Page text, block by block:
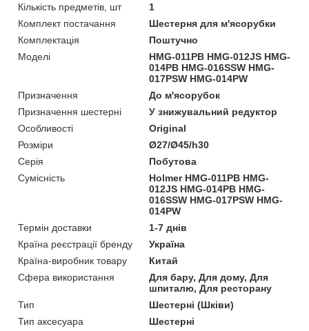
Кількість предметів, шт
1
Комплект постачання
Шестерня для м'ясорубки
Комплектація
Поштучно
Моделі
HMG-011PB HMG-012JS HMG-
014PB HMG-016SSW HMG-
017PSW HMG-014PW
Призначення
До м'ясорубок
Призначення шестерні
У знижувальний редуктор
Особливості
Original
Розміри
Ø27/Ø45/h30
Серія
Побутова
Сумісність
Holmer HMG-011PB HMG-
012JS HMG-014PB HMG-
016SSW HMG-017PSW HMG-
014PW
Термін доставки
1-7 днів
Країна реєстрації бренду
Україна
Країна-виробник товару
Китай
Сфера використання
Для бару, Для дому, Для
шпиталю, Для ресторану
Тип
Шестерні (Шківи)
Тип аксесуара
Шестерні